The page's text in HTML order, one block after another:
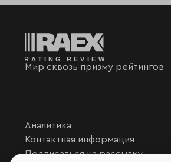
Мир сквозь призму рейтингов
Аналитика
Контактная информация
Подписаться на рассылку